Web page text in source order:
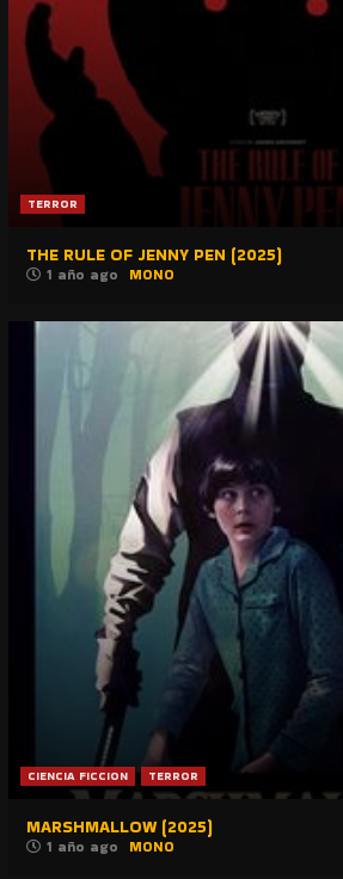
TERROR
THE RULE OF JENNY PEN (2025)
1 año ago MONO
CIENCIA FICCION TERROR
MARSHMALLOW (2025)
1 año ago MONO